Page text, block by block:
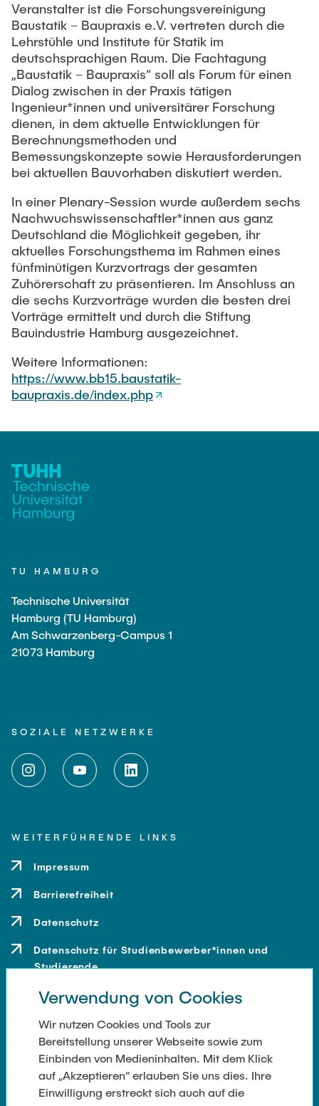
Veranstalter ist die Forschungsvereinigung
Baustatik – Baupraxis e.V. vertreten durch die
Lehrstühle und Institute für Statik im
deutschsprachigen Raum. Die Fachtagung
„Baustatik – Baupraxis“ soll als Forum für einen
Dialog zwischen in der Praxis tätigen
Ingenieur*innen und universitärer Forschung
dienen, in dem aktuelle Entwicklungen für
Berechnungsmethoden und
Bemessungskonzepte sowie Herausforderungen
bei aktuellen Bauvorhaben diskutiert werden.
In einer Plenary-Session wurde außerdem sechs
Nachwuchswissenschaftler*innen aus ganz
Deutschland die Möglichkeit gegeben, ihr
aktuelles Forschungsthema im Rahmen eines
fünfminütigen Kurzvortrags der gesamten
Zuhörerschaft zu präsentieren. Im Anschluss an
die sechs Kurzvorträge wurden die besten drei
Vorträge ermittelt und durch die Stiftung
Bauindustrie Hamburg ausgezeichnet.
Weitere Informationen:
https://www.bb15.baustatik-
baupraxis.de/index.php
TU HAMBURG
Technische Universität
Hamburg (TU Hamburg)
Am Schwarzenberg-Campus 1
21073 Hamburg
SOZIALE NETZWERKE
WEITERFÜHRENDE LINKS
Impressum
Barrierefreiheit
Datenschutz
Datenschutz für Studienbewerber*innen und
Studierende
Kontakt
Anfahrt
Presse und Medien
Merchandise-Shop
Verwendung von Cookies
Wir nutzen Cookies und Tools zur
Bereitstellung unserer Webseite sowie zum
Einbinden von Medieninhalten. Mit dem Klick
auf „Akzeptieren“ erlauben Sie uns dies. Ihre
Einwilligung erstreckt sich auch auf die